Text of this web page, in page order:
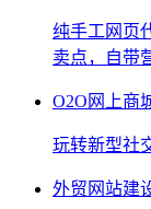
纯手工网页
卖点，自带
O2O网上商
玩转新型社
外贸网站建